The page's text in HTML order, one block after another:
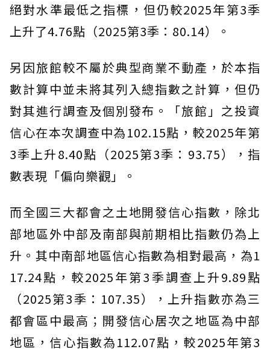
絕對水準最低之指標，但仍較2025年第3季
上升了4.76點（2025第3季：80.14）。
另因旅館較不屬於典型商業不動產，於本指
數計算中並未將其列入總指數之計算，但仍
對其進行調查及個別發布。「旅館」之投資
信心在本次調查中為102.15點，較2025年第
3季上升8.40點（2025第3季：93.75），指
數表現「偏向樂觀」。
而全國三大都會之土地開發信心指數，除北
部地區外中部及南部與前期相比指數仍為上
升。其中南部地區信心指數為相對最高，為1
17.24點，較2025年第3季調查上升9.89點
（2025第3季：107.35），上升指數亦為三
都會區中最高；開發信心居次之地區為中部
地區，信心指數為112.07點，較2025年第3